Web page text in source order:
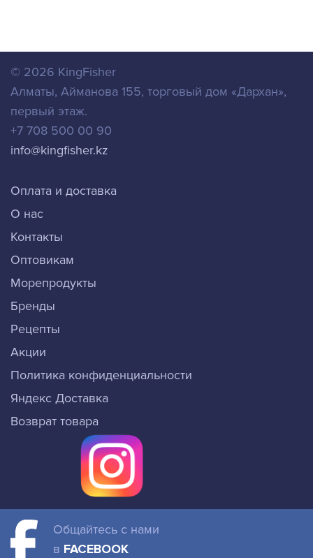
© 2026 KingFisher
Алматы, Айманова 155, торговый дом «Дархан»,
первый этаж.
+7 708 500 00 90
info@kingfisher.kz
Оплата и доставка
О нас
Контакты
Оптовикам
Морепродукты
Бренды
Рецепты
Акции
Политика конфиденциальности
Яндекс Доставка
Возврат товара
Общайтесь с нами
в FACEBOOK